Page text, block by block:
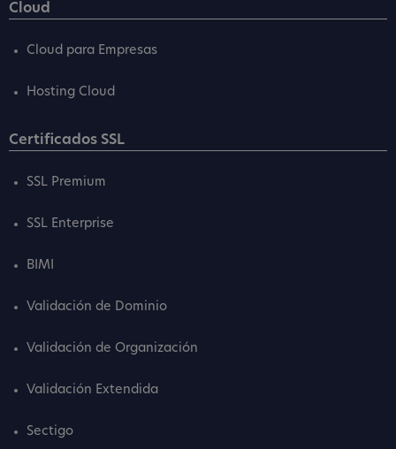
Cloud
Cloud para Empresas
Hosting Cloud
Certificados SSL
SSL Premium
SSL Enterprise
BIMI
Validación de Dominio
Validación de Organización
Validación Extendida
Sectigo